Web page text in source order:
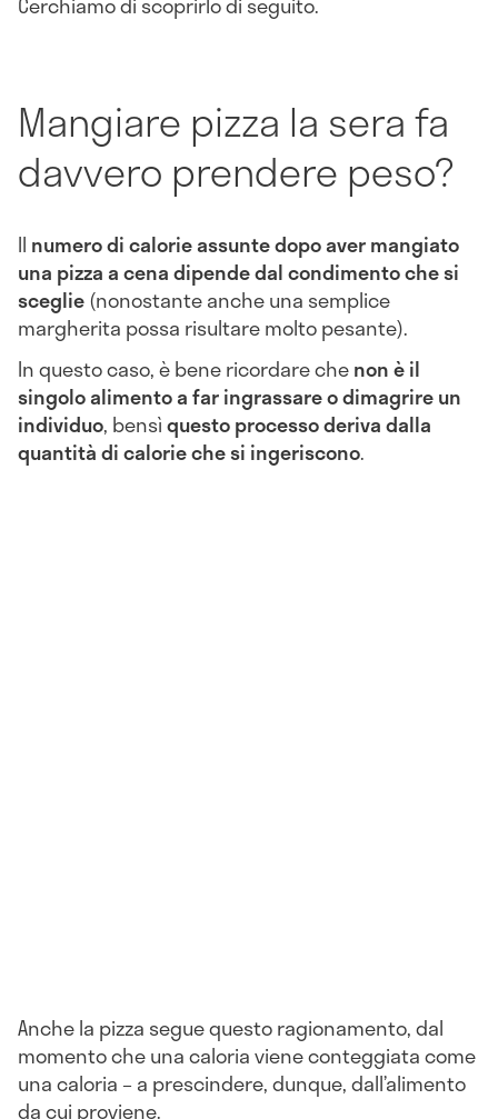
Mangiare pizza la sera fa
davvero prendere peso?
Il numero di calorie assunte dopo aver mangiato
una pizza a cena dipende dal condimento che si
sceglie(nonostante anche una semplice
margherita possa risultare molto pesante).
In questo caso, è bene ricordare chenon è il
singolo alimento a far ingrassare o dimagrire un
individuo, bensìquesto processo deriva dalla
quantità di calorie che si ingeriscono.
Anche la pizza segue questo ragionamento, dal
momento che una caloria viene conteggiata come
una caloria – a prescindere, dunque, dall’alimento
da cui proviene.